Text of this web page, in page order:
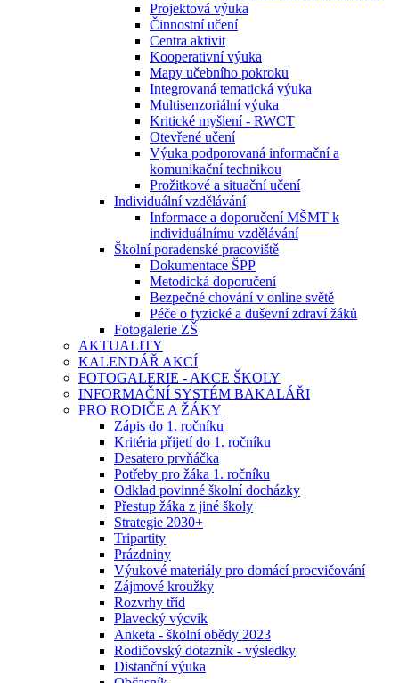
Projektová výuka
Činnostní učení
Centra aktivit
Kooperativní výuka
Mapy učebního pokroku
Integrovaná tematická výuka
Multisenzoriální výuka
Kritické myšlení - RWCT
Otevřené učení
Výuka podporovaná informační a
komunikační technikou
Prožitkové a situační učení
Individuální vzdělávání
Informace a doporučení MŠMT k
individuálnímu vzdělávání
Školní poradenské pracoviště
Dokumentace ŠPP
Metodická doporučení
Bezpečné chování v online světě
Péče o fyzické a duševní zdraví žáků
Fotogalerie ZŠ
AKTUALITY
KALENDÁŘ AKCÍ
FOTOGALERIE - AKCE ŠKOLY
INFORMAČNÍ SYSTÉM BAKALÁŘI
PRO RODIČE A ŽÁKY
Zápis do 1. ročníku
Kritéria přijetí do 1. ročníku
Desatero prvňáčka
Potřeby pro žáka 1. ročníku
Odklad povinné školní docházky
Přestup žáka z jiné školy
Strategie 2030+
Tripartity
Prázdniny
Výukové materiály pro domácí procvičování
Zájmové kroužky
Rozvrhy tříd
Plavecký výcvik
Anketa - školní obědy 2023
Rodičovský dotazník - výsledky
Distanční výuka